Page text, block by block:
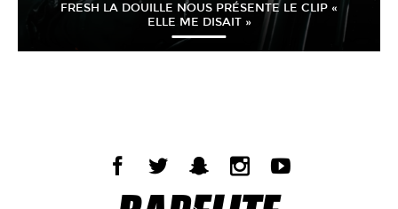
FRESH LA DOUILLE NOUS PRÉSENTE LE CLIP «
ELLE ME DISAIT »